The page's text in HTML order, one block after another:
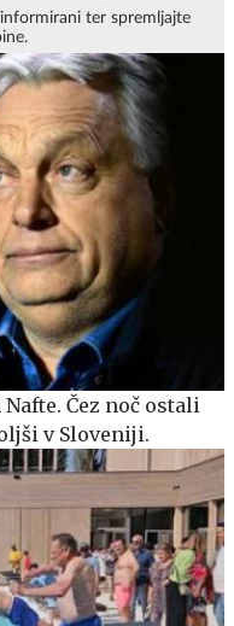
ter spremljajte
Čez noč ostali
v Sloveniji.